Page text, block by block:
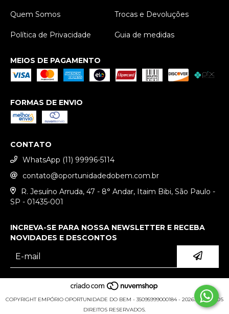
Quem Somos Trocas e Devoluções
Política de Privacidade Guia de medidas
MEIOS DE PAGAMENTO
FORMAS DE ENVIO
CONTATO
WhatsApp (11) 99996-5114
contato@oportunidadedobem.com.br
R. Jesuíno Arruda, 47 - 8° Andar, Itaim Bibi, São Paulo -
SP - 01435-001
INCREVA-SE PARA NOSSA NEWSLETTER E RECEBA
NOVIDADES E DESCONTOS
COPYRIGHT EMPÓRIO OPORTUNIDADE DO BEM - 35095999000184 - 2026. TODOS OS
DIREITOS RESERVADOS.